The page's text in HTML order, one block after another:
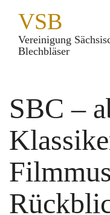
VSB
Vereinigung
Blechbläser
SBC –